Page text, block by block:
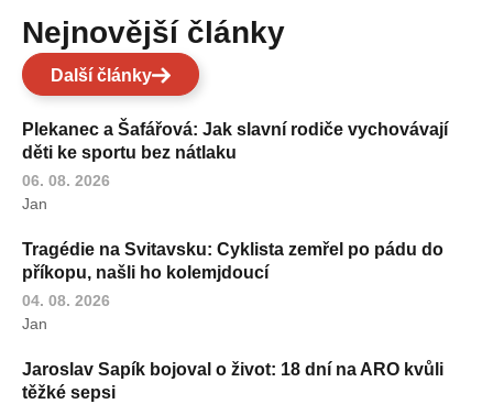
Nejnovější články
Další články
Plekanec a Šafářová: Jak slavní rodiče vychovávají
děti ke sportu bez nátlaku
06. 08. 2026
Jan
Tragédie na Svitavsku: Cyklista zemřel po pádu do
příkopu, našli ho kolemjdoucí
04. 08. 2026
Jan
Jaroslav Sapík bojoval o život: 18 dní na ARO kvůli
těžké sepsi